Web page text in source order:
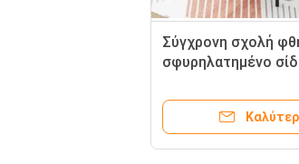
Σύγχρονη σχολή
σφυρηλατημένο
ενήλικες